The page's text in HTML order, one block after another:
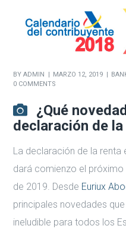
BYADMIN MARZO 12, 2019
0 COMMENTS
¿Qué
declaración de
La declaración de la
dará comienzo el próximo
de 2019. Desde Euriux
principales novedades
ineludible para todos los